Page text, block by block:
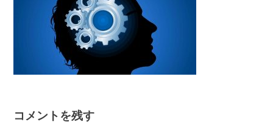
コメントを残す